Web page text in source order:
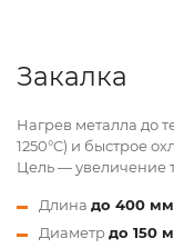
Закалка
Нагрев металла до
1250°C) и быстрое
Цель — увеличение
Длина до 400 мм
Диаметрдо 150